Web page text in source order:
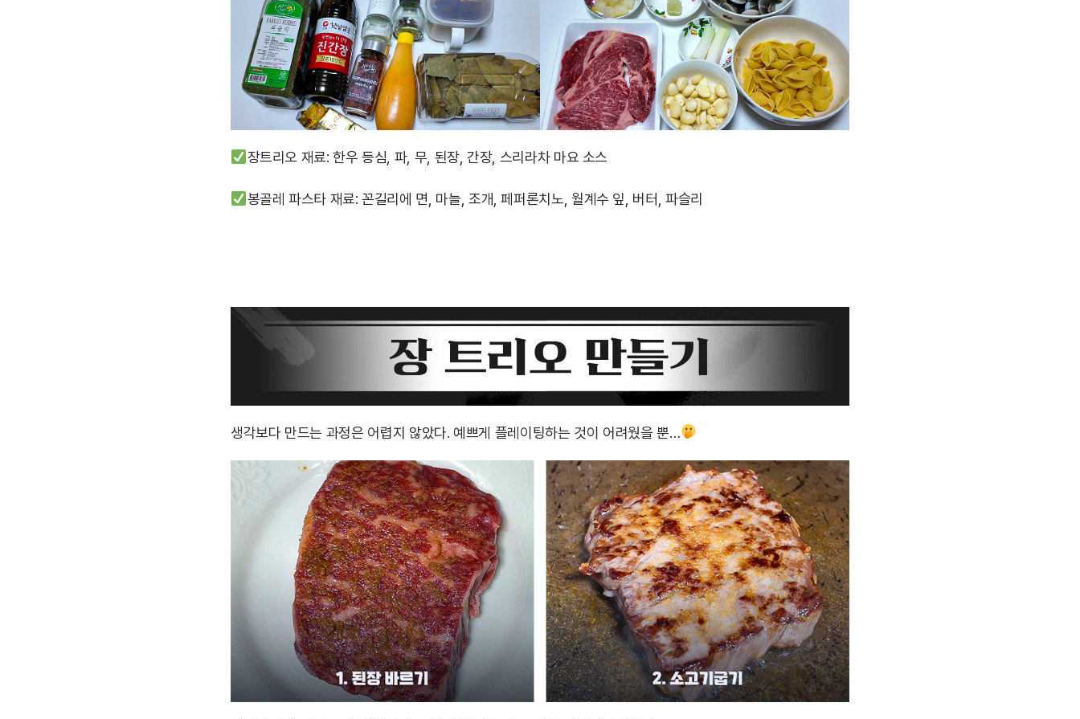
장트리오 재료: 한우 등심, 파, 무, 된장, 간장, 스리라차 마요 소스
봉골레 파스타 재료: 꼰길리에 면, 마늘, 조개, 페퍼론치노, 월계수 잎, 버터, 파슬리
생각보다 만드는 과정은 어렵지 않았다. 예쁘게 플레이팅하는 것이 어려웠을 뿐…